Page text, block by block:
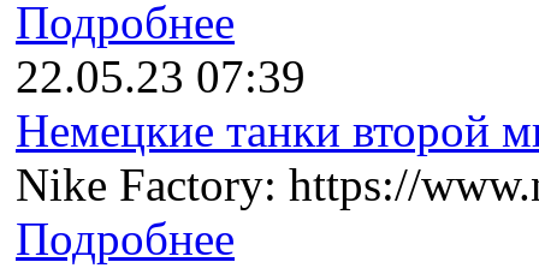
Подробнее
22.05.23 07:39
Немецкие танки второй
Nike Factory: https://
Подробнее